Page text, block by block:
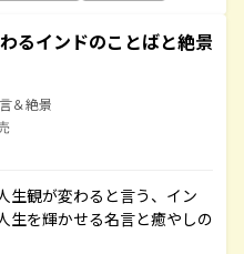
るインドのことばと絶景
＆絶景
生観が変わると言う、イン
生を輝かせる名言と癒やしの